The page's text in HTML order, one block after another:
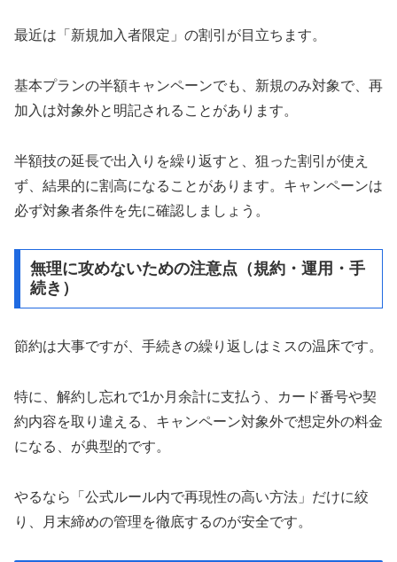
最近は「新規加入者限定」の割引が目立ちます。
基本プランの半額キャンペーンでも、新規のみ対象で、再
加入は対象外と明記されることがあります。
半額技の延長で出入りを繰り返すと、狙った割引が使え
ず、結果的に割高になることがあります。キャンペーンは
必ず対象者条件を先に確認しましょう。
無理に攻めないための注意点（規約・運用・手
続き）
節約は大事ですが、手続きの繰り返しはミスの温床です。
特に、解約し忘れで1か月余計に支払う、カード番号や契
約内容を取り違える、キャンペーン対象外で想定外の料金
になる、が典型的です。
やるなら「公式ルール内で再現性の高い方法」だけに絞
り、月末締めの管理を徹底するのが安全です。